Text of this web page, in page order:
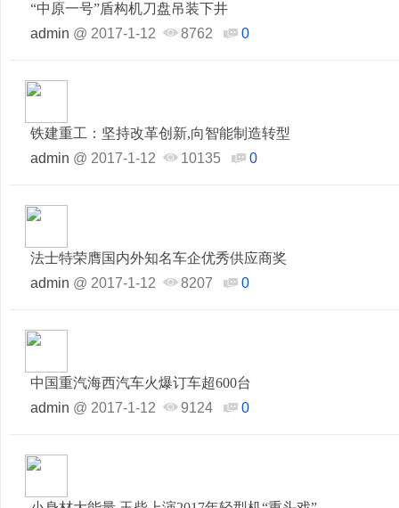
“中原一号”盾构机刀盘吊装下井
admin @ 2017-1-12 8762 0
铁建重工：坚持改革创新,向智能制造转型
admin @ 2017-1-12 10135 0
法士特荣膺国内外知名车企优秀供应商奖
admin @ 2017-1-12 8207 0
中国重汽海西汽车火爆订车超600台
admin @ 2017-1-12 9124 0